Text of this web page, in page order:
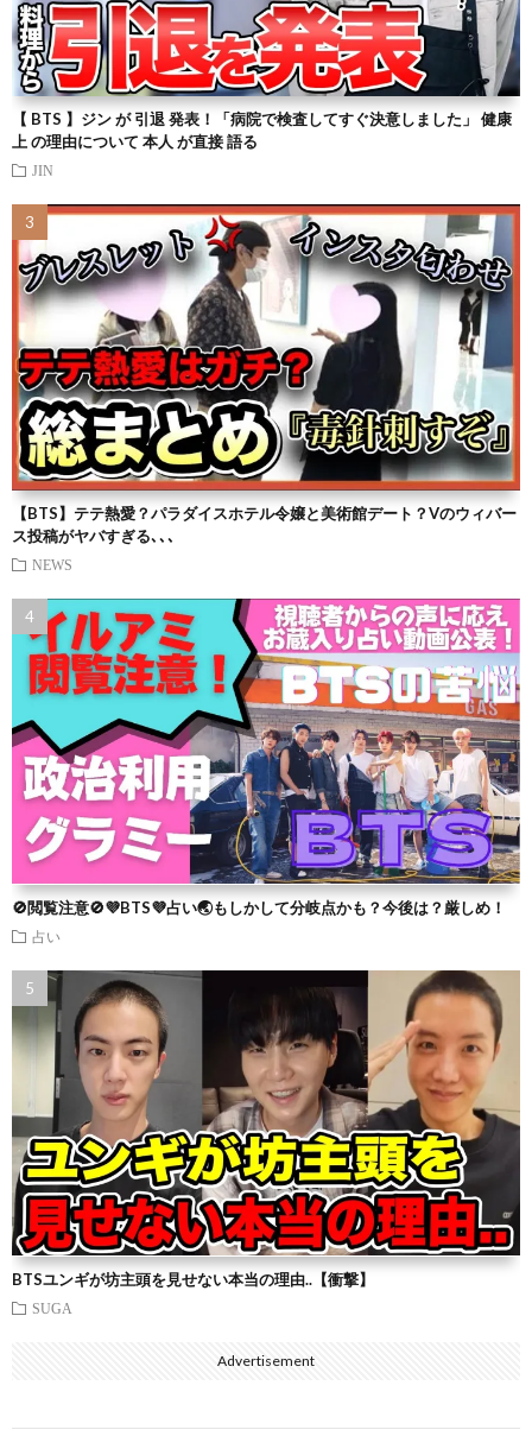
【 BTS 】ジン が 引退 発表！「病院で検査してすぐ決意しました」 健康
上 の理由について 本人 が直接 語る
JIN
【BTS】テテ熱愛？パラダイスホテル令嬢と美術館デート？Vのウィバー
ス投稿がヤバすぎる､､､
NEWS
🚫閲覧注意🚫💜BTS💜占い🌏もしかして分岐点かも？今後は？厳しめ！
占い
BTSユンギが坊主頭を見せない本当の理由..【衝撃】
SUGA
Advertisement